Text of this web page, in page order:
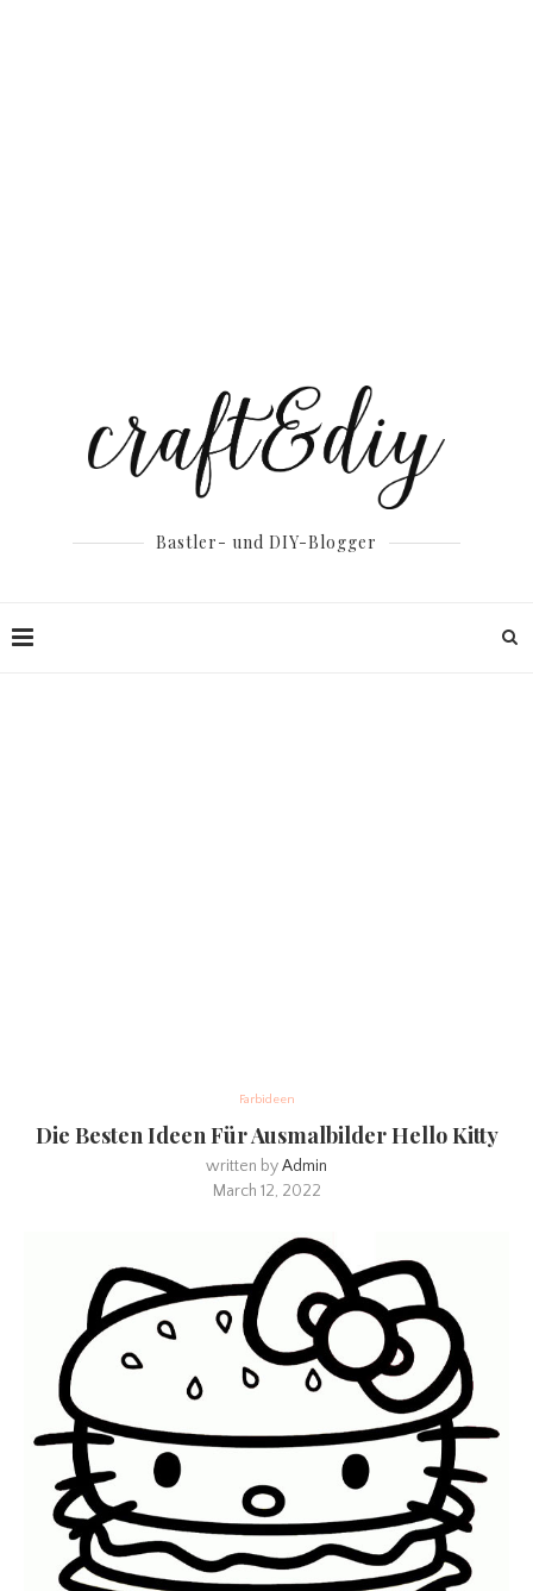
Bastler- und DIY-Blogger
Farbideen
Die Besten Ideen Für Ausmalbilder Hello Kitty
written byAdmin
March 12, 2022